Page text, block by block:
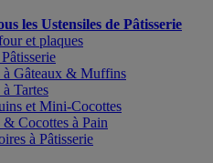
les Ustensiles de Pâtisserie
et plaques
à Gâteaux & Muffins
Tartes
et Mini-Cocottes
Cocottes à Pain
à Pâtisserie